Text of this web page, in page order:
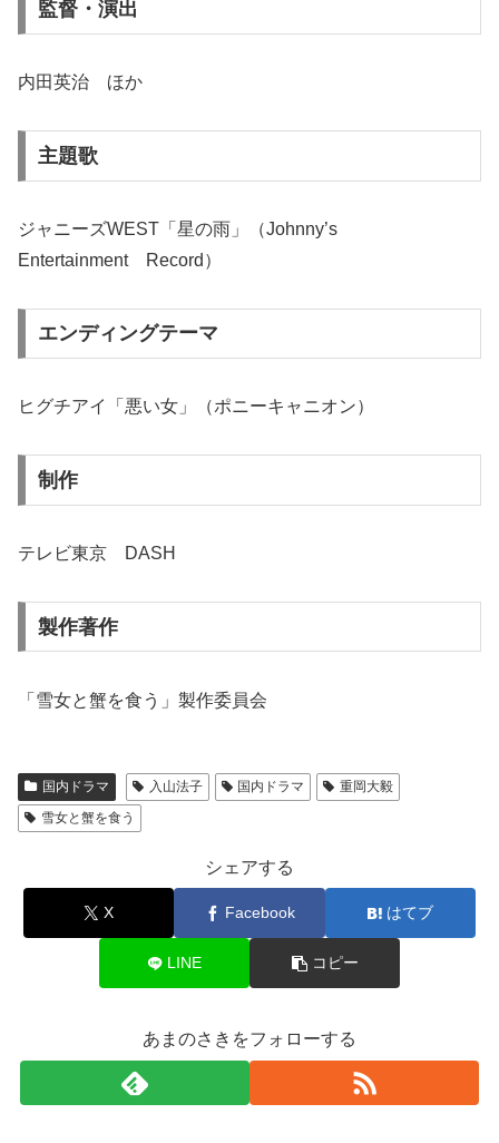
監督・演出
内田英治 ほか
主題歌
ジャニーズWEST「星の雨」（Johnny’s
Entertainment Record）
エンディングテーマ
ヒグチアイ「悪い女」（ポニーキャニオン）
制作
テレビ東京 DASH
製作著作
「雪女と蟹を食う」製作委員会
国内ドラマ 入山法子 国内ドラマ
重岡大毅
雪女と蟹を食う
シェアする
X Facebook はてブ
LINE コピー
あまのさきをフォローする